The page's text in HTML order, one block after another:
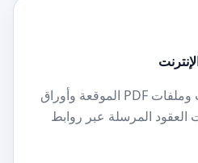
صفحة مخصصة للاتفاقيات وملفات PDF الموقعة وأوراق
العقود المرسلة عبر روابط